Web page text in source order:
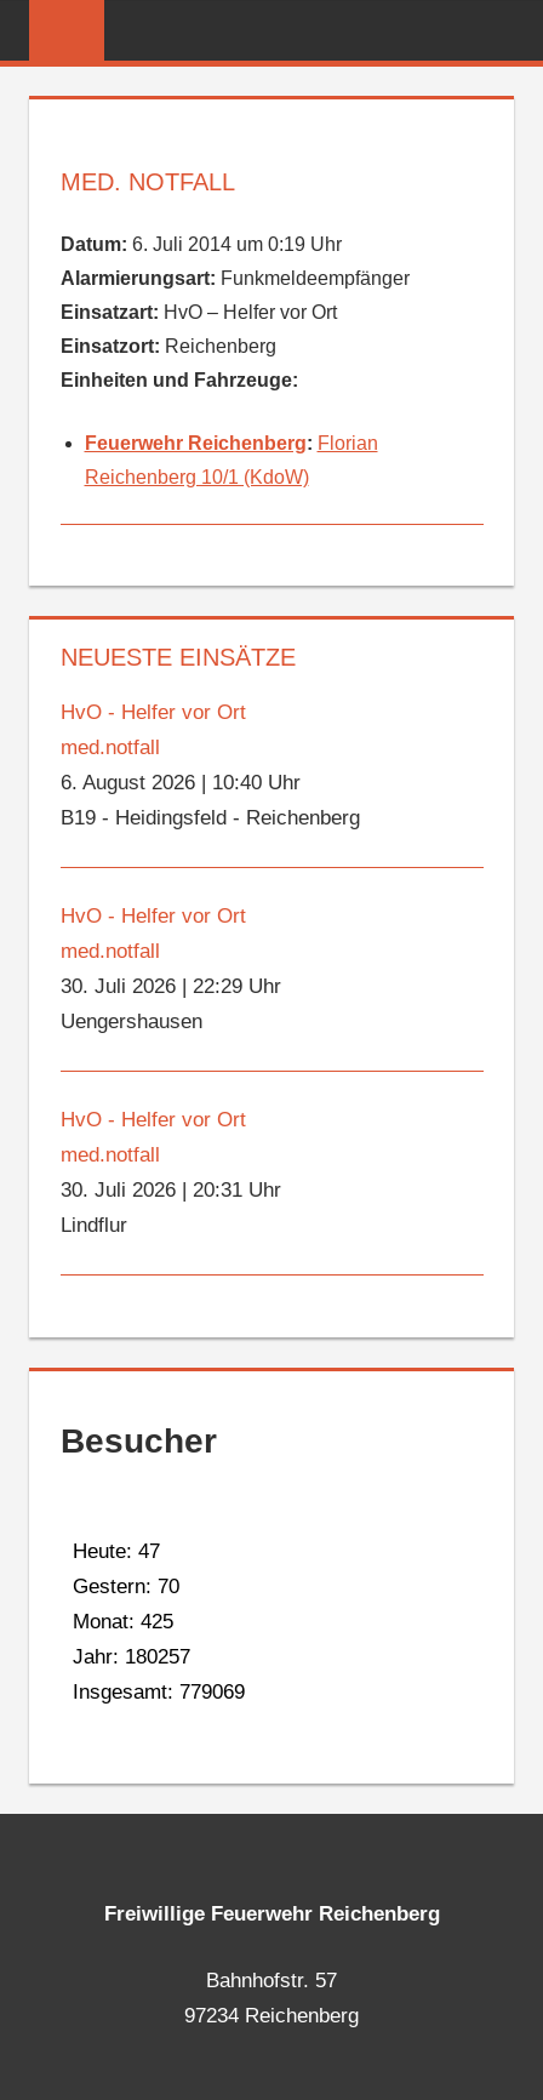
FEUERWEHR
MED. NOTFALL
Datum: 6. Juli 2014 um 0:19 Uhr
Alarmierungsart: Funkmeldeempfänger
Einsatzart: HvO – Helfer vor Ort
Einsatzort: Reichenberg
Einheiten und Fahrzeuge:
Feuerwehr Reichenberg: Florian
Reichenberg 10/1 (KdoW)
NEUESTE EINSÄTZE
HvO - Helfer vor Ort
med.notfall
6. August 2026| 10:40 Uhr
B19 - Heidingsfeld - Reichenberg
HvO - Helfer vor Ort
med.notfall
30. Juli 2026| 22:29 Uhr
Uengershausen
HvO - Helfer vor Ort
med.notfall
30. Juli 2026| 20:31 Uhr
Lindflur
Besucher
Heute: 47
Gestern: 70
Monat: 425
Jahr: 180257
Insgesamt: 779069
Freiwillige Feuerwehr Reichenberg
Bahnhofstr. 57
97234 Reichenberg